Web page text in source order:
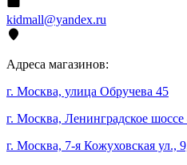
kidmall@yandex.ru
Адреса магазинов:
г. Москва, улица Обручева 45
г. Москва, Ленинградское шоссе
г. Москва, 7-я Кожуховская ул.,